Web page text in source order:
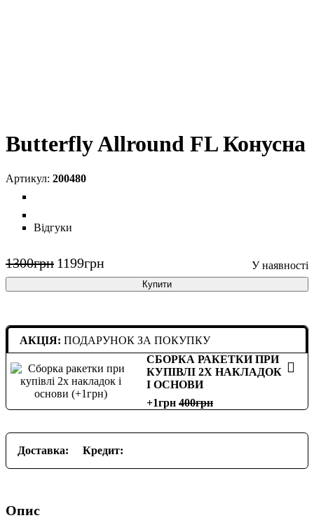
Butterfly Allround FL Конусна
200480
Відгуки
1300грн 1199грн
Купити
АКЦІЯ: ПОДАРУНОК ЗА ПОКУПКУ
СБОРКА РАКЕТКИ ПРИ
КУПІВЛІ 2Х НАКЛАДОК
І ОСНОВИ
+1грн 400
Доставка: Кредит:
Опис